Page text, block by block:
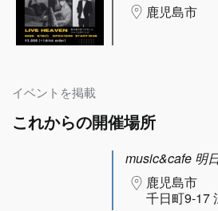
鹿児島市
イベントを掲載
これからの開催場所
music&cafe 明
鹿児島市
千日町9-17